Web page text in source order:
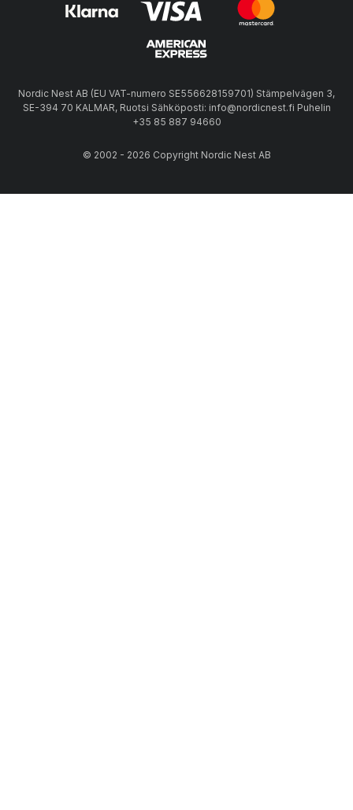
Nordic Nest AB (EU VAT-numero SE556628159701) Stämpelvägen 3,
SE-394 70 KALMAR, Ruotsi Sähköposti: info@nordicnest.fi Puhelin
+35 85 887 94660
© 2002 - 2026 Copyright Nordic Nest AB